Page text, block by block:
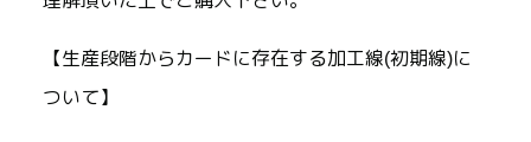
【生産段階からカードに存在する加工線(初期線)に
ついて】